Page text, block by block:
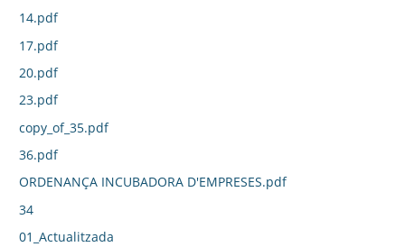
14.pdf
17.pdf
20.pdf
23.pdf
copy_of_35.pdf
36.pdf
ORDENANÇA INCUBADORA D'EMPRESES.pdf
34
01_Actualitzada